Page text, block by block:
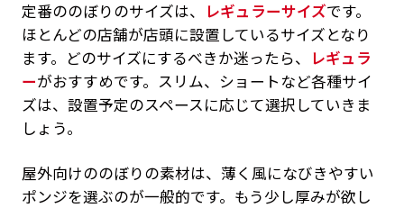
定番ののぼりのサイズは、 レギュラーサイズです。
ほとんどの店舗が店頭に設置しているサイズとなり
ます。どのサイズにするべきか迷ったら、
レギュラ
ーがおすすめです。スリム、ショートなど各種サイ
ズは、設置予定のスペースに応じて選択していきま
しょう。
屋外向けののぼりの素材は、薄く風になびきやすい
ポンジを選ぶのが一般的です。もう少し厚みが欲し